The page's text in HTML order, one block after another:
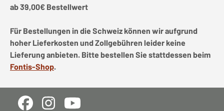
ab 39,00€ Bestellwert
Für Bestellungen in die Schweiz können wir aufgrund
hoher Lieferkosten und Zollgebühren leider keine
Lieferung anbieten. Bitte bestellen Sie stattdessen beim
Fontis-Shop.